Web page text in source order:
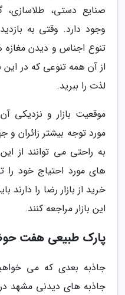
صنایع دستی، طلاسازی،
وجود دارد. وقتی به
تنوع اجناس و دیدن
از آن همه تنوعی که در این
لذت را ببرید.
موقعیت بازار و نزدیکی
مورد توجه بیشتر زائران
به راحتی می توانند از
های مورد احتیاج خود را
این بازار مراجعه کنند.
پارک طبیعی هفت
جاذبه بعدی که می
جاذبه های دیدنی مشهد